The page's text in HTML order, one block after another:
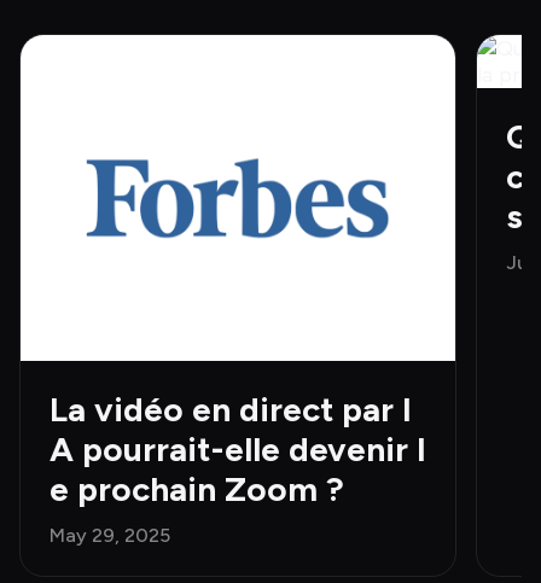
La vidéo en direct par I
A pourrait-elle devenir l
e prochain Zoom ?
May 29, 2025
s